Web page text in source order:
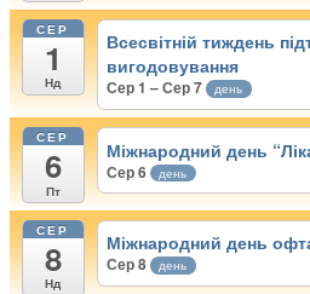
СЕР
1
Нд
Всесвітній тиждень
вигодовування
Сер 1 – Сер 7 день
СЕР
6
Пт
Міжнародний день
Сер 6 день
СЕР
8
Нд
Міжнародний день
Сер 8 день